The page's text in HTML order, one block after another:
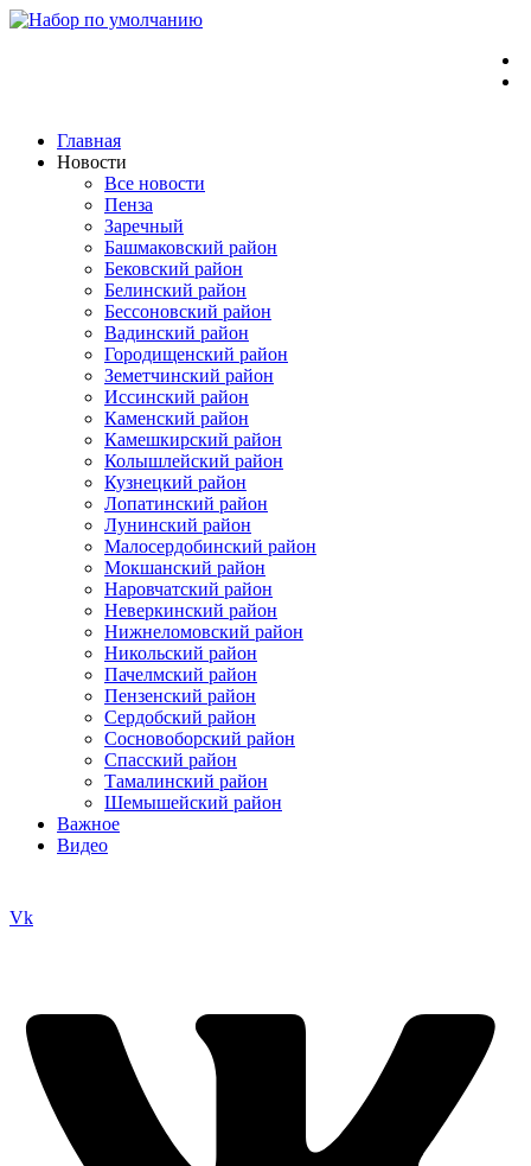
Перейти
Главная
Новости
Все новости
Пенза
Заречный
Башмаковский район
Бековский район
Белинский район
Бессоновский район
Вадинский район
Городищенский район
Земетчинский район
Иссинский район
Каменский район
Камешкирский район
Колышлейский район
Кузнецкий район
Лопатинский район
Лунинский район
Малосердобинский район
Мокшанский район
Наровчатский район
Неверкинский район
Нижнеломовский район
Никольский район
Пачелмский район
Пензенский район
Сердобский район
Сосновоборский район
Спасский район
Тамалинский район
Шемышейский район
Важное
Видео
Vk